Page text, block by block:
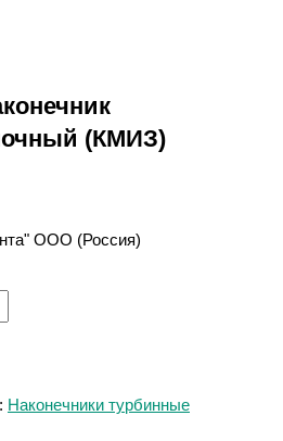
(КМИЗ)
ООО (Россия)
Наконечники турбинные